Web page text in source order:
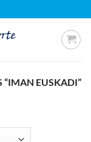
“IMAN EUSKADI”